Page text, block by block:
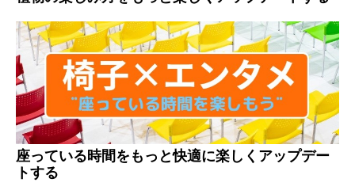
座っている時間をもっと快適に楽しくアップデー
トする